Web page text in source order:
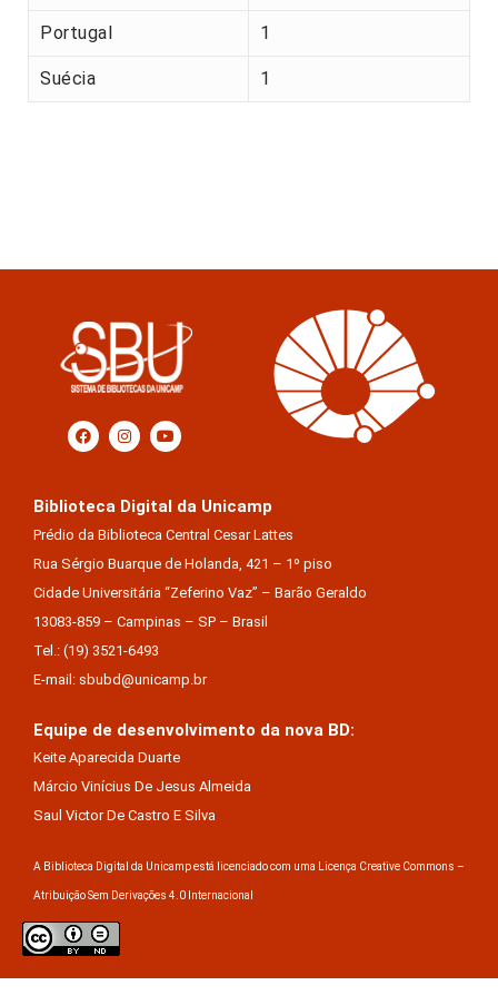
Portugal 1
Suécia 1
Biblioteca Digital da Unicamp
Prédio da Biblioteca Central Cesar Lattes
Rua Sérgio Buarque de Holanda, 421 – 1º piso
Cidade Universitária “Zeferino Vaz” – Barão Geraldo
13083-859 – Campinas – SP – Brasil
Tel.: (19) 3521-6493
E-mail: sbubd@unicamp.br
Equipe de desenvolvimento da nova BD:
Keite Aparecida Duarte
Márcio Vinícius De Jesus Almeida
Saul Victor De Castro E Silva
A Biblioteca Digital da Unicamp está licenciado com uma Licença Creative Commons –
Atribuição Sem Derivações 4.0 Internacional